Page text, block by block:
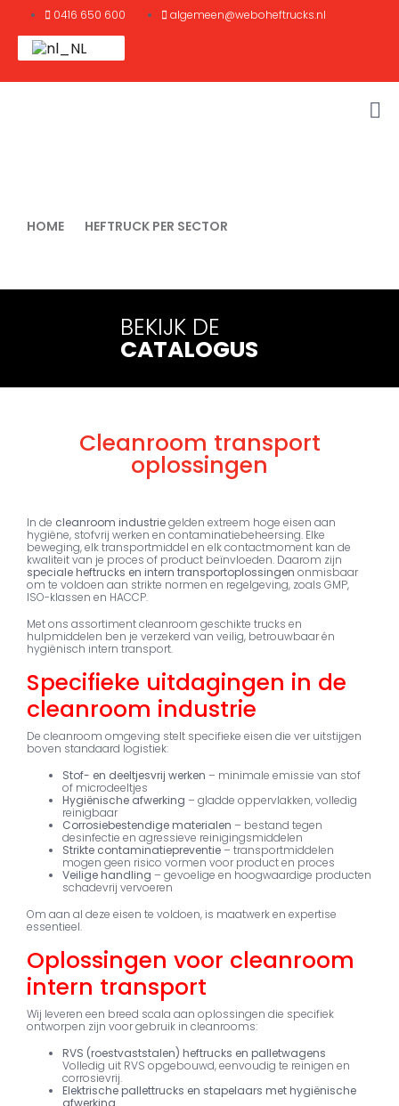
0416 650 600 algemeen@weboheftrucks.nl
HOME
HEFTRUCK PER SECTOR
BEKIJK DE
CATALOGUS
Cleanroom transport
oplossingen
In de cleanroom industriegelden extreem hoge eisen aan
hygiëne, stofvrij werken en contaminatiebeheersing. Elke
beweging, elk transportmiddel en elk contactmoment kan de
kwaliteit van je proces of product beïnvloeden. Daarom zijn
speciale heftrucks en intern transportoplossingen onmisbaar
om te voldoen aan strikte normen en regelgeving, zoals GMP,
ISO-klassen en HACCP.
Met ons assortiment cleanroom geschikte trucks en
hulpmiddelen ben je verzekerd van veilig, betrouwbaar én
hygiënisch intern transport.
Specifieke uitdagingen in de
cleanroom industrie
De cleanroom omgeving stelt specifieke eisen die ver uitstijgen
boven standaard logistiek:
Stof- en deeltjesvrij werken – minimale emissie van stof
of microdeeltjes
Hygiënische afwerking – gladde oppervlakken, volledig
reinigbaar
Corrosiebestendige materialen – bestand tegen
desinfectie en agressieve reinigingsmiddelen
Strikte contaminatiepreventie– transportmiddelen
mogen geen risico vormen voor product en proces
Veilige handling – gevoelige en hoogwaardige producten
schadevrij vervoeren
Om aan al deze eisen te voldoen, is maatwerk en expertise
essentieel.
Oplossingen voor cleanroom
intern transport
Wij leveren een breed scala aan oplossingen die specifiek
ontworpen zijn voor gebruik in cleanrooms:
RVS (roestvaststalen) heftrucks en palletwagens
Volledig uit RVS opgebouwd, eenvoudig te reinigen en
corrosievrij.
Elektrische pallettrucks en stapelaars met hygiënische
afwerking